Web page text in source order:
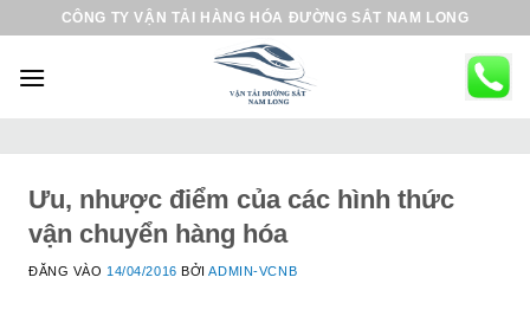
CÔNG TY VẬN TẢI HÀNG HÓA ĐƯỜNG SẮT NAM LONG
Ưu, nhược điểm của các hình thức
vận chuyển hàng hóa
ĐĂNG VÀO 14/04/2016 BỞIADMIN-VCNB